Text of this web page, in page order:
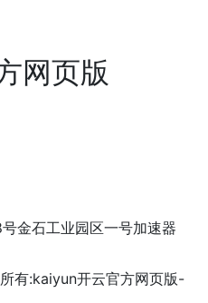
网页版
金石工业园区一号加速器
有:kaiyun开云官方网页版-